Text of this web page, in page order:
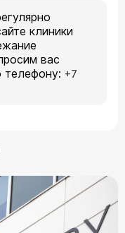
клиники
вас
телефону: +7